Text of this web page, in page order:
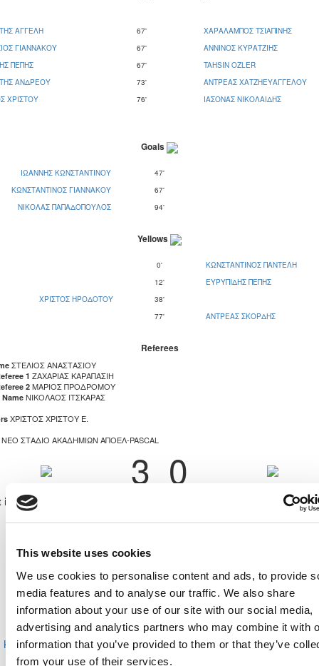
This website uses cookies
We use cookies to personalise content and ads, to provide
media features and to analyse our traffic. We also share
information about your use of our site with our social media,
advertising and analytics partners who may combine it with
information that you’ve provided to them or that they’ve
from your use of their services.
ΑΓΓΕΛΗ 67'
ΧΑΡΑΛΑΜΠΟΣ ΤΣΙΑΠΙΝΗΣ
ΓΙΑΝΝΑΚΟΥ
67'
ΑΝΝΙΝΟΣ ΚΥΡΑΤΖΙΗΣ
ΠΕΠΗΣ
67'
TAHSIN OZLER
ΑΝΔΡΕΟΥ
73'
ΑΝΤΡΕΑΣ ΧΑΤΖΗΕΥΑΓΓΕΛΟΥ
ΧΡΙΣΤΟΥ
76' ΙΑΣΟΝΑΣ ΝΙΚΟΛΑΙΔΗΣ
Goals
ΙΩΑΝΝΗΣ ΚΩΝΣΤΑΝΤΙΝΟΥ
47'
ΚΩΝΣΤΑΝΤΙΝΟΣ ΓΙΑΝΝΑΚΟΥ
67'
ΝΙΚΟΛΑΣ ΠΑΠΑΔΟΠΟΥΛΟΣ
94'
Yellows
0'
ΚΩΝΣΤΑΝΤΙΝΟΣ ΠΑΝΤΕΛΗ
12'
ΕΥΡΥΠΙΔΗΣ ΠΕΠΗΣ
ΧΡΙΣΤΟΣ ΗΡΟΔΟΤΟΥ
38'
77'
ΑΝΤΡΕΑΣ ΣΚΟΡΔΗΣ
Referees
ΣΤΕΛΙΟΣ ΑΝΑΣΤΑΣΙΟΥ
1 ΖΑΧΑΡΙΑΣ ΚΑΡΑΠΑΣΙΗ
2 ΜΑΡΙΟΣ ΠΡΟΔΡΟΜΟΥ
ΝΙΚΟΛΑΟΣ ΙΤΣΚΑΡΑΣ
ΧΡΙΣΤΟΣ ΧΡΙΣΤΟΥ Ε.
ΝΕΟ ΣΤΑΔΙΟ ΑΚΑΔΗΜΙΩΝ ΑΠΟΕΛ-PASCAL
3 0
Rosters
ΧΑΡΑΛΑΜΠΟΣ ΚΑΤΤΙΡΤΖΗΣ
ΧΡΙΣΤΟΣ ΣΑΒΒΑ
ΧΡΙΣΤΟΣ ΗΡΟΔΟΤΟΥ
ΙΩΑΝΝΗΣ ΚΩΝΣΤΑΝΤΙΝΟΥ
ΑΝΔΡΕΑΣ ΓΕΩΡΓΙΟΥ
ΓΙΩΡΓΟΣ ΣΩΚΡΑΤΟΥΣ
ΚΩΝΣΤΑΝΤΙΝΟΣ ΠΟΥΡΣΑΙΤΙΔΗΣ
ΜΑΡΙΟΣ ΑΘΑΝΑΣΙΟΥ
ΠΑΝΑΓΙΩΤΗΣ ΑΝΔΡΕΟΥ
ΕΥΡΥΠΙΔΗΣ ΠΕΠΗΣ
ΑΝΤΡΕΑΣ ΣΚΟΡΔΗΣ
ΧΡΥΣΗΣ ΕΥΑΓΓΕΛΟΥ
ΦΡΙΞΟΣ ΜΙΧΑΗΛΙΔΗΣ
ΠΑΝΑΓΙΩΤΗΣ ΑΓΓΕΛΗ
ΚΥΡΙΑΚΟΣ ΧΡΙΣΤΟΥ